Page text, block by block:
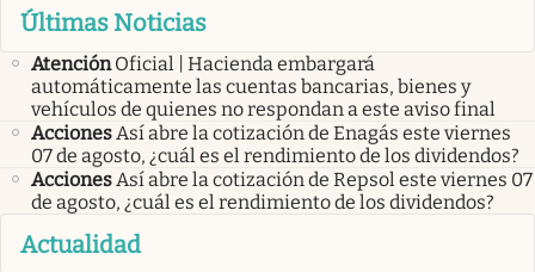
Últimas Noticias
Atención Oficial | Hacienda embargará
automáticamente las cuentas bancarias, bienes y
vehículos de quienes no respondan a este aviso final
AccionesAsí abre la cotización de Enagás este viernes
07 de agosto, ¿cuál es el rendimiento de los dividendos?
AccionesAsí abre la cotización de Repsol este viernes 07
de agosto, ¿cuál es el rendimiento de los dividendos?
Actualidad